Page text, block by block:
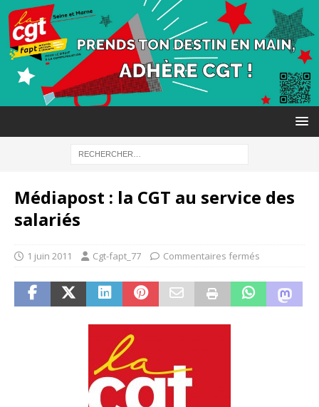
Médiapost : la CGT au service des
salariés
1 juin 2011 Cgt-fapt_77 Commentaires fermés